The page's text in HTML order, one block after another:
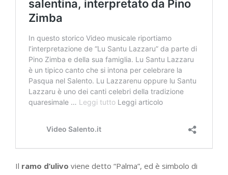
Il ramo d’ulivo viene detto “Palma”, ed è simbolo di